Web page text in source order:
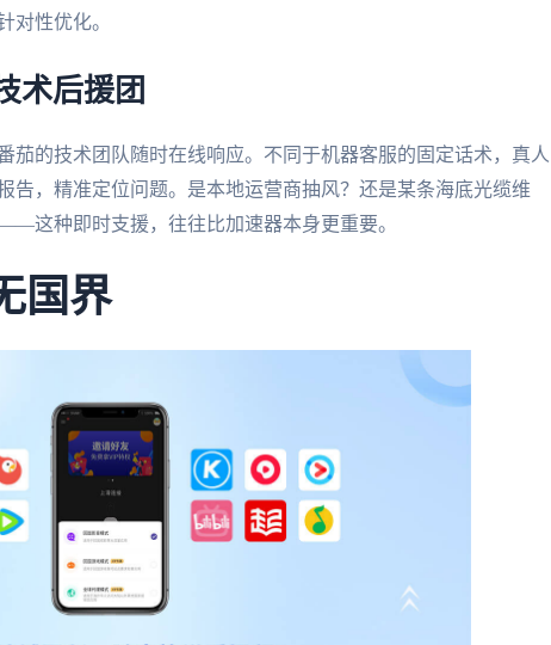
性优化。
术后援团
茄的技术团队随时在线响应。不同于机器客服的固定话术，真人
告，精准定位问题。是本地运营商抽风？还是某条海底光缆维
这种即时支援，往往比加速器本身更重要。
国界